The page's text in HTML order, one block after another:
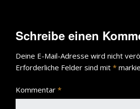
Schreibe einen
Deine E-Mail-Adresse wird nicht
Erforderliche Felder sind mit *
Kommentar *